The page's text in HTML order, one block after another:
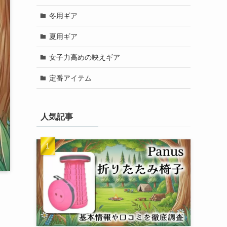
冬用ギア
夏用ギア
女子力高めの映えギア
定番アイテム
人気記事